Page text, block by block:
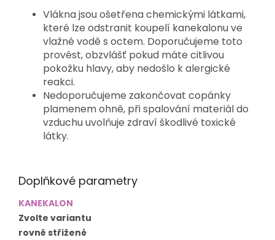
Vlákna jsou ošetřena chemickými látkami,
které lze odstranit koupelí kanekalonu ve
vlažné vodě s octem. Doporučujeme toto
provést, obzvlášť pokud máte citlivou
pokožku hlavy, aby nedošlo k alergické
reakci.
Nedoporučujeme zakončovat copánky
plamenem ohně, při spalování materiál do
vzduchu uvolňuje zdraví škodlivé toxické
látky.
Doplňkové parametry
KANEKALON
Zvolte variantu
rovně střižené